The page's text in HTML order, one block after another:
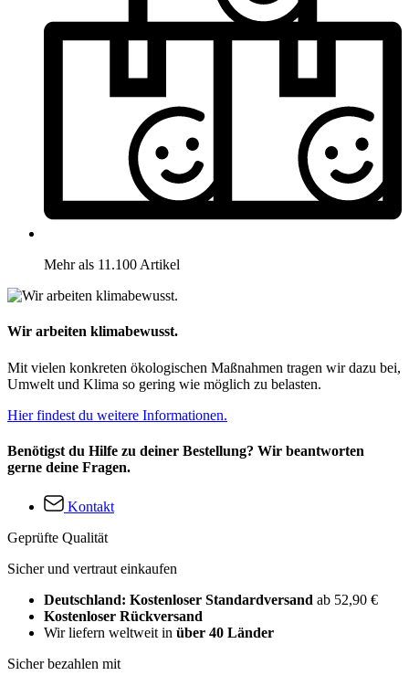
Mehr als 11.100 Artikel
Wir arbeiten klimabewusst.
Mit vielen konkreten ökologischen Maßnahmen tragen wir dazu bei,
Umwelt und Klima so gering wie möglich zu belasten.
Hier findest du weitere Informationen.
Benötigst du Hilfe zu deiner Bestellung? Wir beantworten
gerne deine Fragen.
Kontakt
Geprüfte Qualität
Sicher und vertraut einkaufen
Deutschland: Kostenloser Standardversand ab 52,90 €
Kostenloser Rückversand
Wir liefern weltweit in über 40 Länder
Sicher bezahlen mit